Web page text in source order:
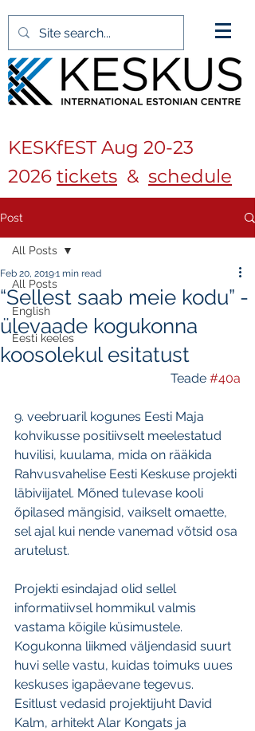
KESKfEST Aug 20-23
2026 tickets & schedule
Post
All Posts
English
Eesti keeles
All Posts
“Sellest saab meie kodu” -
ülevaade kogukonna
koosolekul esitatust
Feb 20, 20191 min read
Teade #40a
9. veebruaril kogunes Eesti Maja
kohvikusse positiivselt meelestatud
huvilisi, kuulama, mida on rääkida
Rahvusvahelise Eesti Keskuse projekti
läbiviijatel. Mõned tulevase kooli
õpilased mängisid, vaikselt omaette,
sel ajal kui nende vanemad võtsid osa
arutelust.
Projekti esindajad olid sellel
informatiivsel hommikul valmis
vastama kõigile küsimustele.
Kogukonna liikmed väljendasid suurt
huvi selle vastu, kuidas toimuks uues
keskuses igapäevane tegevus.
Esitlust vedasid projektijuht David
Kalm, arhitekt Alar Kongats ja